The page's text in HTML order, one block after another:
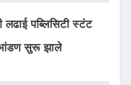
लढाई पब्लिसिटी स्टंट
सुरू झाले